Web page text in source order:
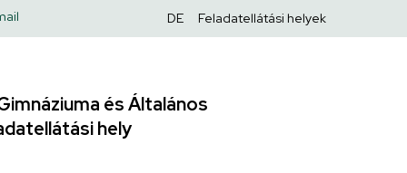
Felső
DE Feladatellátási helyek
és Általános
hely